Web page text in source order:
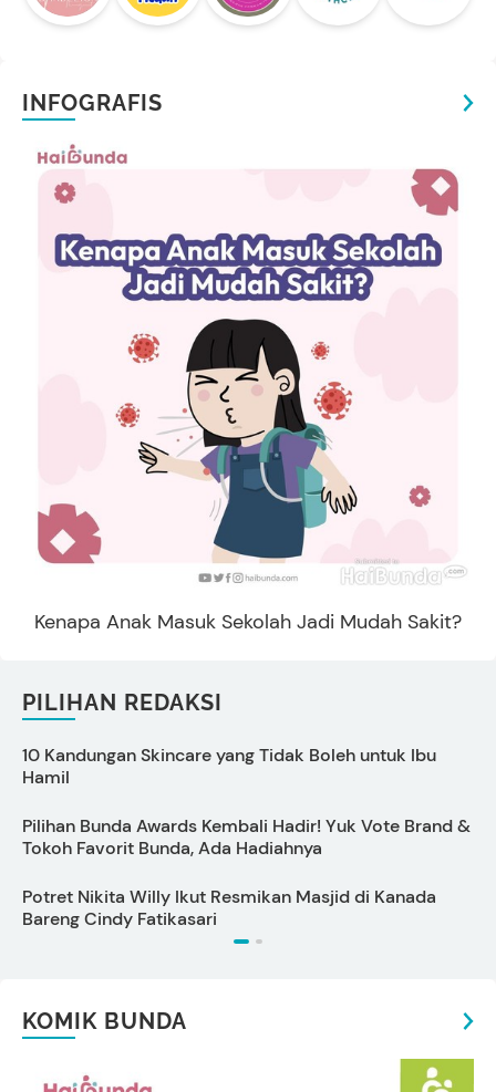
INFOGRAFIS
Kenapa Anak Masuk Sekolah Jadi Mudah Sakit?
PILIHAN REDAKSI
10 Kandungan Skincare yang Tidak Boleh untuk Ibu
Hamil
Pilihan Bunda Awards Kembali Hadir! Yuk Vote Brand &
Tokoh Favorit Bunda, Ada Hadiahnya
Potret Nikita Willy Ikut Resmikan Masjid di Kanada
Bareng Cindy Fatikasari
KOMIK BUNDA